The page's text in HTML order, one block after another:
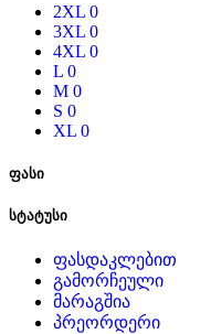
2XL 0
3XL 0
4XL 0
L 0
M 0
S 0
XL 0
ფასი
სტატუსი
ფასდაკლებით
გამორჩეული
მარაგშია
პრეორდერი